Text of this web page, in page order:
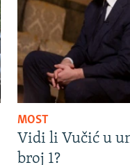
MOST
Vidi li Vučić u
broj 1?